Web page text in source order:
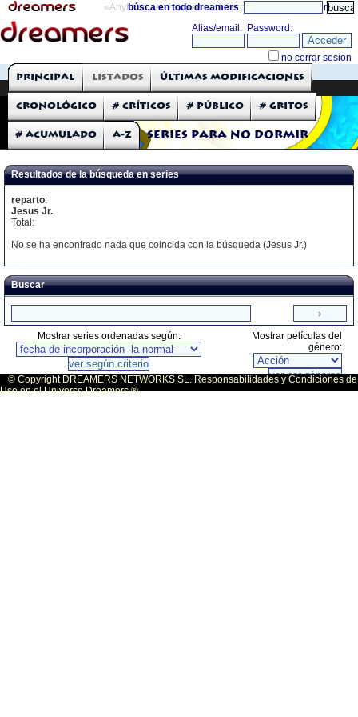
«Anything can happen and it probably will» directorio
búsca en todo dreamers
THE DREAMERS
Críticas: Series de TV
Series para no dormir
Principal Listados Últimas modificaciones
Cronológico # Críticos # Público # Gritos
# Acumulado A-Z
Resultados de la búsqueda en series
reparto:
Jesus Jr.
Total:
No se ha encontrado nada que coincida con la búsqueda (Jesus Jr.)
Buscar
Mostrar series ordenadas según:
Mostrar películas del
género:
© Copyright DREAMERS NETWORKS SL. Responsabilidades y Condiciones de
Uso en el Universo Dreamers ®